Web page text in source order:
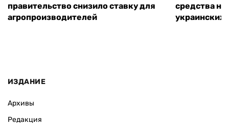
правительство снизило ставку для
агропроизводителей
средства
ИЗДАНИЕ
Архивы
Редакция